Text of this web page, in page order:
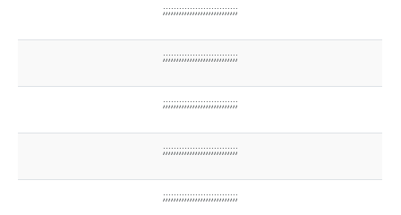
;;;;;;;;;;;;;;;;;;;;;;;;;;;;
;;;;;;;;;;;;;;;;;;;;;;;;;;;;
;;;;;;;;;;;;;;;;;;;;;;;;;;;;
;;;;;;;;;;;;;;;;;;;;;;;;;;;;
;;;;;;;;;;;;;;;;;;;;;;;;;;;;